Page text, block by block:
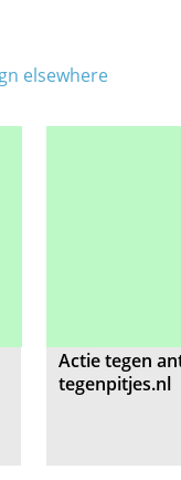
elsewhere
Actie tegen
tegenpitjes.nl